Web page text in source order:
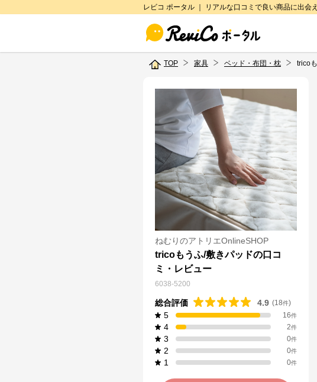
レビコ ポータル ｜ リアルな口コミで良い商品に出会
TOP 家具 ベッド・布団・枕 trico
ねむりのアトリエOnlineSHOP
tricoもうふ/敷きパッドの口コ
ミ・レビュー
6038-5200
総合評価 4.9 (18件)
5 16件
4 2件
3 0件
2 0件
1 0件